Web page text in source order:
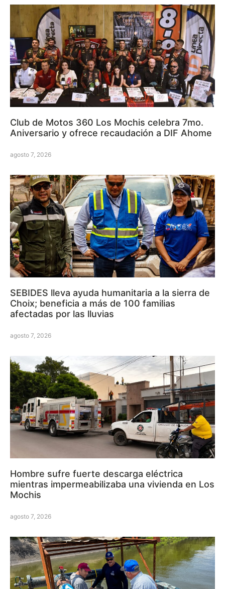
Club de Motos 360 Los Mochis celebra 7mo.
Aniversario y ofrece recaudación a DIF Ahome
agosto 7, 2026
SEBIDES lleva ayuda humanitaria a la sierra de
Choix; beneficia a más de 100 familias
afectadas por las lluvias
agosto 7, 2026
Hombre sufre fuerte descarga eléctrica
mientras impermeabilizaba una vivienda en Los
Mochis
agosto 7, 2026